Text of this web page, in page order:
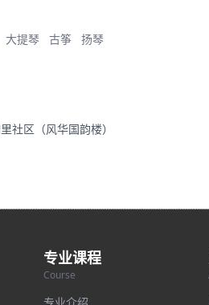
大提琴 古筝 扬琴
社区（风华国韵楼）
专业课程
Course